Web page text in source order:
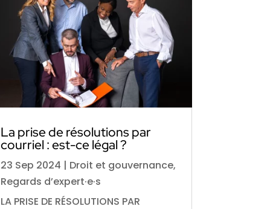
La prise de résolutions par
courriel : est-ce légal ?
23 Sep 2024 | Droit et gouvernance,
Regards d’expert·e·s
LA PRISE DE RÉSOLUTIONS PAR